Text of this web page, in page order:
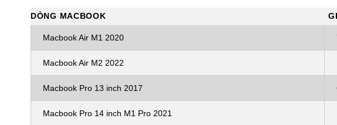
DÒNG MACBOOK
Macbook Air M1 2020
Macbook Air M2 2022
Macbook Pro 13 inch 2017
Macbook Pro 14 inch M1 Pro 2021